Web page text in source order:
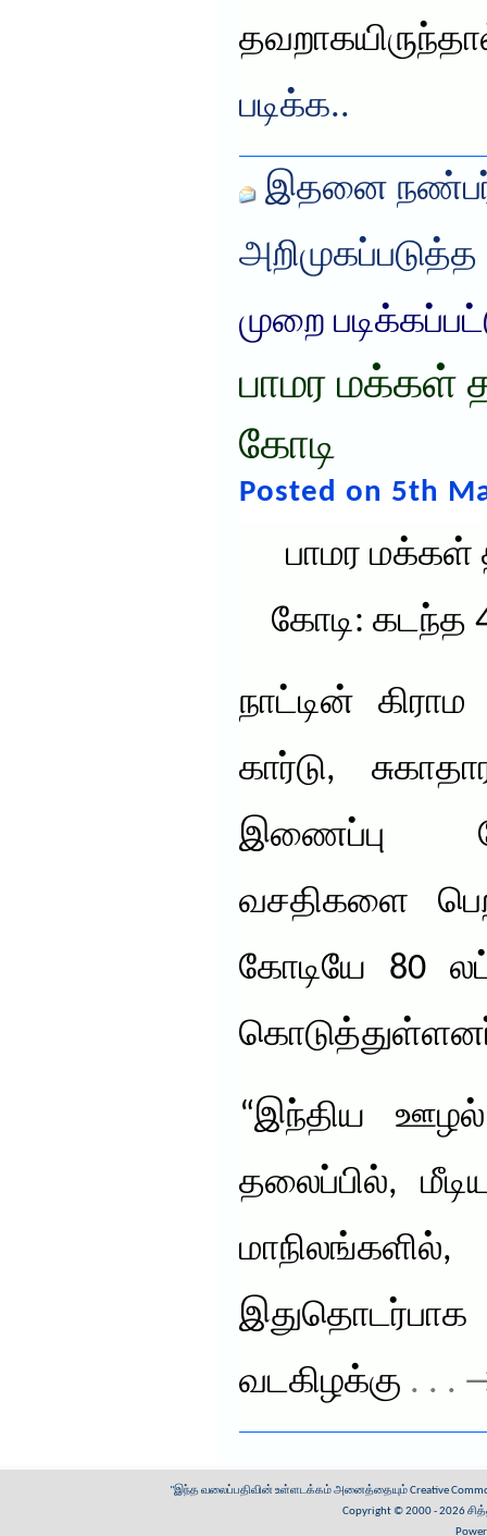
படிக்க..
இதனை
அறிமுகப்படுத்த
முறை
பாமர மக்கள்
கோடி
Posted on 5th
பாமர மக்கள்
கோடி: கடந்த
நாட்டின்
கார்டு,
இணைப்பு
வசதிகளை
கோடியே 80
“இந்திய
தலைப்பில்,
வடகிழக்கு . . .
"இந்த வலைப்பதிவின் உள்ளடக்கம் அனைத்தையும்Creative
Copyright © 2000 - 2026